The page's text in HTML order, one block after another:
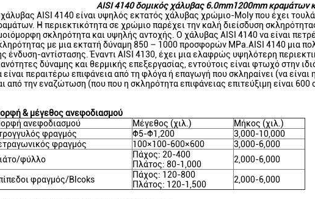
AISI 4140 δομικός χάλυβας 6.0mm1200mm κραμάτων
AISI 4140 είναι υψηλός εκτατός χάλυβας χρώμιο-Moly που έχει
Η περιεκτικότητα σε χρώμιο παρέχει την καλή διείσδυση
σκληρότητα και υψηλής αντοχής. Ο χάλυβας AISI 4140 να είναι
με μια εκτατή δύναμη 850 – 1000 προσφορών MPa.AISI 4140 μια
ένδυση-αντίστασης. Έναντι AISI 4130, έχει μια ελαφρώς υψηλότερη
δύναμης και θερμικής επεξεργασίας, εντούτοις είναι φτωχό στην
είναι περαιτέρω επιφάνεια από τη φλόγα ή επαγωγή που σκληραίνει (να είναι
από την εναζώτωση (που που η σκληρότητα επιφάνειας επιτεύξιμη είναι 600
& μέγεθος ανεφοδιασμού
ανεφοδιασμού
Μέγεθος (χιλ.)
Μήκος (χιλ.)
φραγμός
Φ5-Φ1,200
3,000-10,000
φραγμός
100×100-600×600
3,000-6,000
φύλλο
Πάχος: 20-400
Πλάτος: 80-1,000
2,000-6,000
φραγμός/Blcoks
Πάχος: 120-800
Πλάτος: 120-1,500
2,000-6,000